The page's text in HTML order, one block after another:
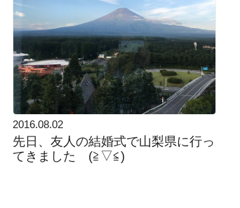
2016.08.02
先日、友人の結婚式で山梨県に行っ
てきました (≧▽≦)